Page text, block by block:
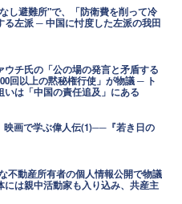
し避難所"で、「防衛費を削って冷
る左派 ─ 中国に忖度した左派の我田
ウチ氏の「公の場の発言と矛盾する
回以上の黙秘権行使」が物議 ─ ト
いは「中国の責任追及」にある
映画で学ぶ偉人伝(1)──『若き日の
不動産所有者の個人情報公開で物議
は親中活動家も入り込み、共産主